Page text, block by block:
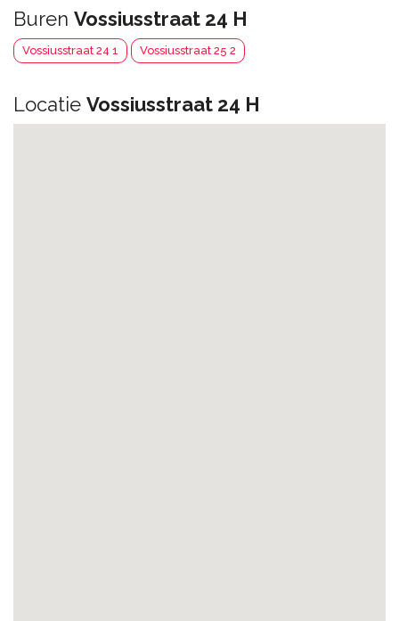
Buren Vossiusstraat 24 H
Vossiusstraat 24 1 Vossiusstraat 25 2
Locatie Vossiusstraat 24 H